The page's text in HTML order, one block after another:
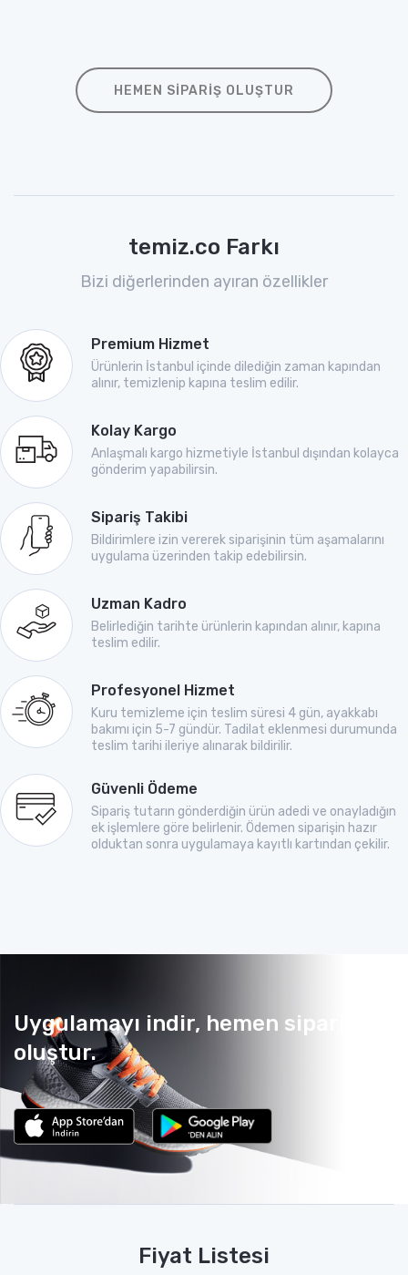
HEMEN SIPARIŞ OLUŞTUR
temiz.co Farkı
Bizi diğerlerinden ayıran özellikler
Premium Hizmet
Ürünlerin İstanbul içinde dilediğin zaman kapından
alınır, temizlenip kapına teslim edilir.
Kolay Kargo
Anlaşmalı kargo hizmetiyle İstanbul dışından kolayca
gönderim yapabilirsin.
Sipariş Takibi
Bildirimlere izin vererek siparişinin tüm aşamalarını
uygulama üzerinden takip edebilirsin.
Uzman Kadro
Belirlediğin tarihte ürünlerin kapından alınır, kapına
teslim edilir.
Profesyonel Hizmet
Kuru temizleme için teslim süresi 4 gün, ayakkabı
bakımı için 5-7 gündür. Tadilat eklenmesi durumunda
teslim tarihi ileriye alınarak bildirilir.
Güvenli Ödeme
Sipariş tutarın gönderdiğin ürün adedi ve onayladığın
ek işlemlere göre belirlenir. Ödemen siparişin hazır
olduktan sonra uygulamaya kayıtlı kartından çekilir.
Uygulamayı indir, hemen sipariş
oluştur.
Fiyat Listesi